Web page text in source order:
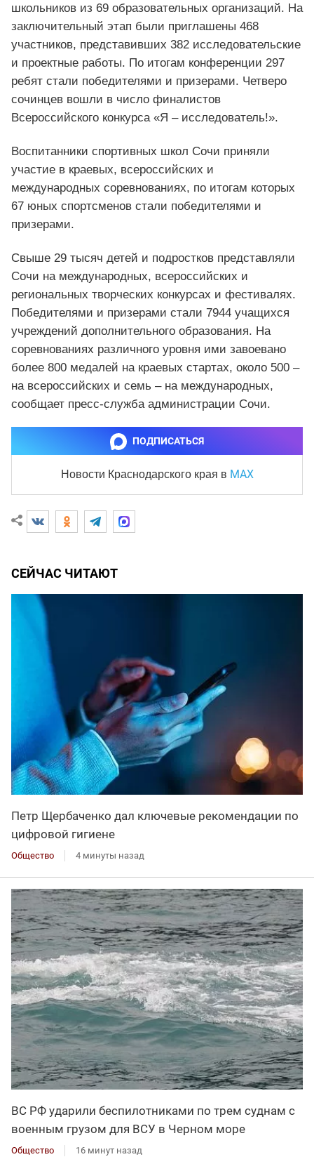
школьников из 69 образовательных организаций. На
заключительный этап были приглашены 468
участников, представивших 382 исследовательские
и проектные работы. По итогам конференции 297
ребят стали победителями и призерами. Четверо
сочинцев вошли в число финалистов
Всероссийского конкурса «Я – исследователь!».
Воспитанники спортивных школ Сочи приняли
участие в краевых, всероссийских и
международных соревнованиях, по итогам которых
67 юных спортсменов стали победителями и
призерами.
Свыше 29 тысяч детей и подростков представляли
Сочи на международных, всероссийских и
региональных творческих конкурсах и фестивалях.
Победителями и призерами стали 7944 учащихся
учреждений дополнительного образования. На
соревнованиях различного уровня ими завоевано
более 800 медалей на краевых стартах, около 500 –
на всероссийских и семь – на международных,
сообщает пресс-служба администрации Сочи.
ПОДПИСАТЬСЯ
Новости Краснодарского края в MAX
СЕЙЧАС ЧИТАЮТ
Петр Щербаченко дал ключевые рекомендации по
цифровой гигиене
Общество 4 минуты назад
ВС РФ ударили беспилотниками по трем суднам с
военным грузом для ВСУ в Черном море
Общество 16 минут назад